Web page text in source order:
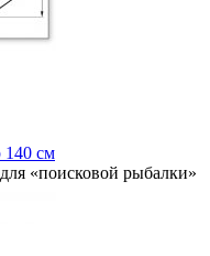
см
«поисковой рыбалки»